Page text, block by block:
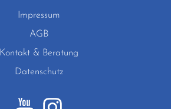
Impressum
AGB
Kontakt & Beratung
Datenschutz